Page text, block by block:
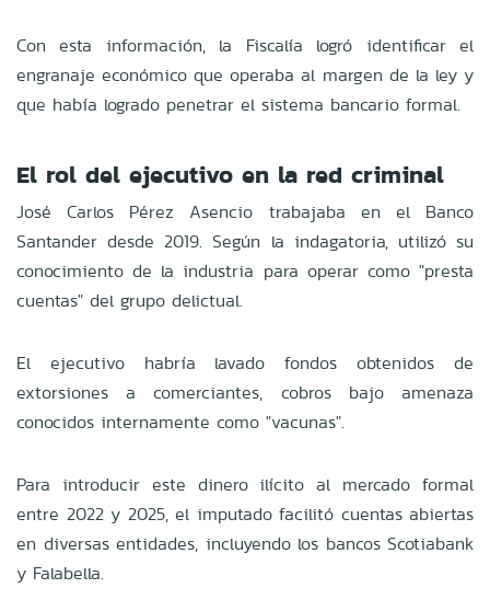
Con esta información, la Fiscalía logró identificar el
engranaje económico que operaba al margen de la ley y
que había logrado penetrar el sistema bancario formal.
El rol del ejecutivo en la red criminal
José Carlos Pérez Asencio trabajaba en el Banco
Santander desde 2019. Según la indagatoria, utilizó su
conocimiento de la industria para operar como "presta
cuentas" del grupo delictual.
El ejecutivo habría lavado fondos obtenidos de
extorsiones a comerciantes, cobros bajo amenaza
conocidos internamente como "vacunas".
Para introducir este dinero ilícito al mercado formal
entre 2022 y 2025, el imputado facilitó cuentas abiertas
en diversas entidades, incluyendo los bancos Scotiabank
y Falabella.